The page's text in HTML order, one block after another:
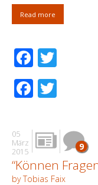
Read more
05
März
2015
9
“Können
by Tobias Faix